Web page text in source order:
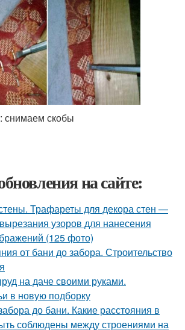
снимаем скобы
на сайте:
Трафареты для декора стен —
узоров для нанесения
(125 фото)
от бани до забора. Строительство
на даче своими руками.
в новую подборку
до бани. Какие расстояния в
соблюдены между строениями на